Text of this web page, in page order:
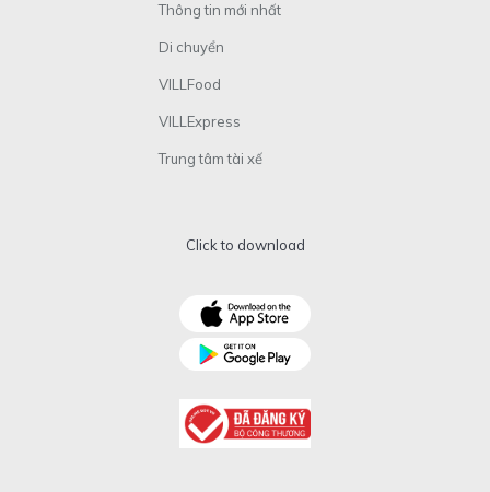
Thông tin mới nhất
Di chuyển
VILLFood
VILLExpress
Trung tâm tài xế
Click to download